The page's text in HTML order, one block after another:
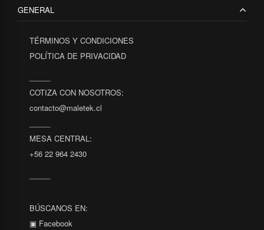
GENERAL
TÉRMINOS Y CONDICIONES
POLÍTICA DE PRIVACIDAD
COTIZA CON NOSOTROS:
contacto@maletek.cl
MESA CENTRAL:
+56 22 964 2430
BÚSCANOS EN:
▣ Facebook